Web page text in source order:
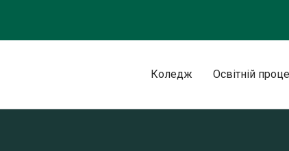
Коледж Освітній